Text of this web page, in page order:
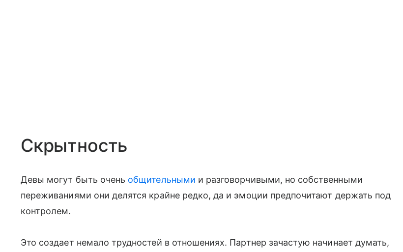
Скрытность
Девы могут быть очень общительными и разговорчивыми, но собственными
переживаниями они делятся крайне редко, да и эмоции предпочитают держать под
контролем.
Это создает немало трудностей в отношениях. Партнер зачастую начинает думать,